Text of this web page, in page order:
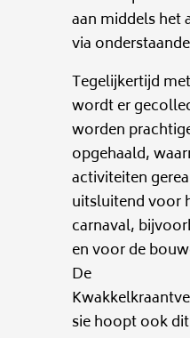
aan middels het
via
Tegelijkertijd
wordt er
worden
opgehaald,
activiteiten
uitsluitend voor
carnaval,
en voor de
De
sie hoopt ook